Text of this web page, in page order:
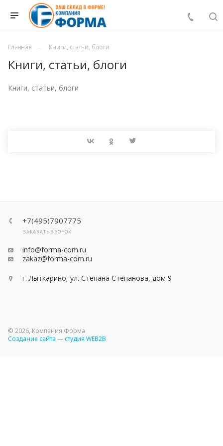
Главная Книги, статьи, блоги
Книги, статьи, блоги
Книги, статьи, блоги
+7(495)7907775
ЗАКАЗАТЬ ЗВОНОК
info@forma-com.ru
zakaz@forma-com.ru
г. Лыткарино, ул. Степана Степанова, дом 9
© 2026, Компания Форма
Создание сайта — студия WEB2B